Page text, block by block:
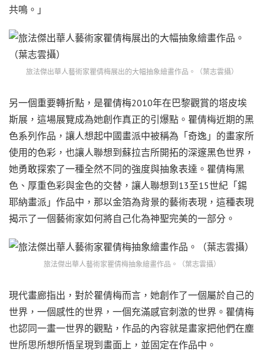
共鳴。」
旅法傑出華人藝術家瞿倩梅展出的大幅抽象繪畫作品。（葉志雲攝）
另一個重要轉折點，是瞿倩梅2010年在巴黎觀賞的塔皮埃
斯展，這場展覽成為她創作真正的引爆點。瞿倩梅近期的黑
色系列作品，讓人想起中國畫派中被稱為「奇逸」的畫家所
使用的色彩，也讓人聯想到蘇拉吉所開拓的深邃黑色世界，
她勇敢探索了一種全然不同的強度與抽象表達。瞿倩梅黑
色、厚重色彩與金色的交替，讓人聯想到13至15世紀「錫
耶納畫派」作品中，那以金箔為背景的藝術表現，這種表現
揭示了一個藝術家如何將自己化為神聖完美的一部分。
旅法傑出華人藝術家瞿倩梅抽象繪畫作品。（葉志雲攝）
現代畫廊指出，對於瞿倩梅⽽⾔，她創作了⼀個屬於自己的
世界，⼀個感性的世界，⼀個充滿感官刺激的世界。瞿倩梅
也認同⼀畫⼀世界的觀點，作品的內容就是畫家把他們在塵
世所思所想所悟呈現到畫面上，並固定在作品中。